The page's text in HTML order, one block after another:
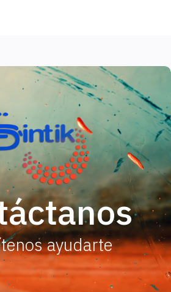
ayudarte